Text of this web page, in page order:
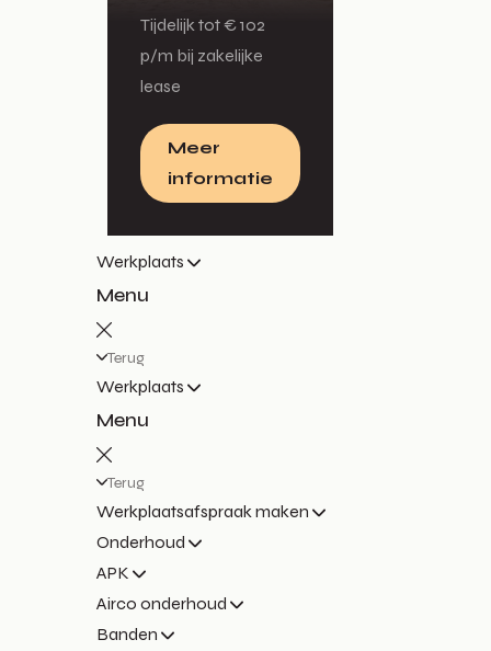
Tijdelijk tot € 102
p/m bij zakelijke
lease
Meer
informatie
Werkplaats
Menu
Terug
Werkplaats
Menu
Terug
Werkplaatsafspraak maken
Onderhoud
APK
Airco onderhoud
Banden